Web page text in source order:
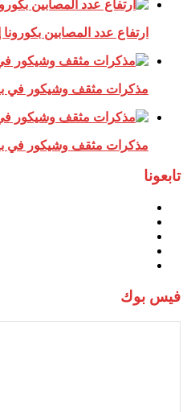
ارتفاع عدد المصابين بكورونا إلى 3517 بعد تسجيل 135 حالة
مذكرات مثقف وشيكور في
مذكرات مثقف وشيكور في
تابعونا
فيس بوك